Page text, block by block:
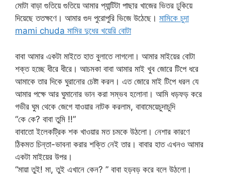
মোটা বাড়া গুতিয়ে গুতিয়ে আমার প্যান্টিটা পাছার খাজের ভিতর ঢুকিয়ে
দিয়েছে ততক্ষণে। আমার গুদ পুরোপুরি ভিজে উঠেছে। মামিকে চুদা
mami chuda মামির দুধের খয়েরি বোটা
বাবা আমার একটা মাইতে হাত বুলাতে লাগলো। আমার মাইয়ের বোটা
শক্ত হচ্ছে ধীরে ধীরে। আচমকা বাবা আমার মাই খুব জোরে টিপে ধরে
আমাকে তার দিকে ঘুরানোর চেষ্টা করল। এত জোরে মাই টিপে ধরল যে
আমার পক্ষে আর ঘুমানোর ভান করা সম্ভব হলোনা। আমি ধড়ফড় করে
গভীর ঘুম থেকে জেগে যাওয়ার নাটক করলাম, বাবামেয়েচুদাচুদি
“কে কে? বাবা তুমি !!”
বাবাতো ইলেকট্রিক শক খাওয়ার মত চমকে উঠলো। নেশার কারণে
ঠিকমত চিন্তা-ভাবনা করার শক্তি নেই তার। বাবার হাত এখনও আমার
একটা মাইয়ের উপর।
“মায়া তুই! মা, তুই এখানে কেন? ” বাবা হড়বড় করে বলে উঠলো।